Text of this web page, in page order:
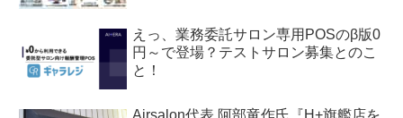
えっ、業務委託サロン専用POSのβ版0
円～で登場？テストサロン募集とのこ
と！
Airsalon代表 阿部竜作氏『H+旗艦店を